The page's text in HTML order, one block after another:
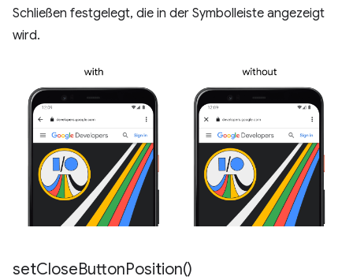
Schließen festgelegt, die in der Symbolleiste angezeigt
wird.
setCloseButtonPosition()